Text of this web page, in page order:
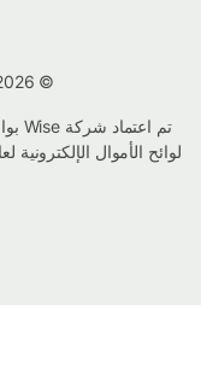
لوائح الأموال الإلكترونية لعام 2011، مرجع الشركة